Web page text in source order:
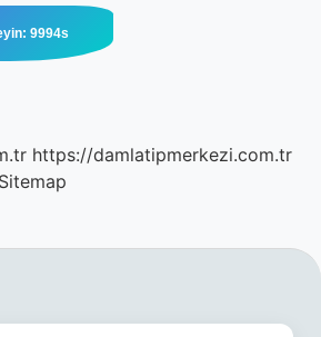
https://damlatipmerkezi.com.tr
Sitemap